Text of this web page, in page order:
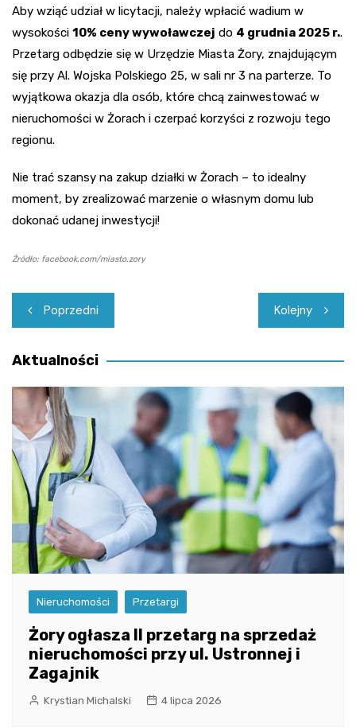
Aby wziąć udział w licytacji, należy wpłacić wadium w
wysokości 10% ceny wywoławczej do 4 grudnia 2025 r..
Przetarg odbędzie się w Urzędzie Miasta Żory, znajdującym
się przy Al. Wojska Polskiego 25, w sali nr 3 na parterze. To
wyjątkowa okazja dla osób, które chcą zainwestować w
nieruchomości w Żorach i czerpać korzyści z rozwoju tego
regionu.
Nie trać szansy na zakup działki w Żorach – to idealny
moment, by zrealizować marzenie o własnym domu lub
dokonać udanej inwestycji!
Źródło: facebook.com/miasto.zory
Nawigacja
wpisu
Poprzedni Kolejny
Aktualności
Nieruchomości Przetargi
Żory ogłasza II przetarg na sprzedaż
nieruchomości przy ul. Ustronnej i
Zagajnik
Krystian Michalski 4 lipca 2026